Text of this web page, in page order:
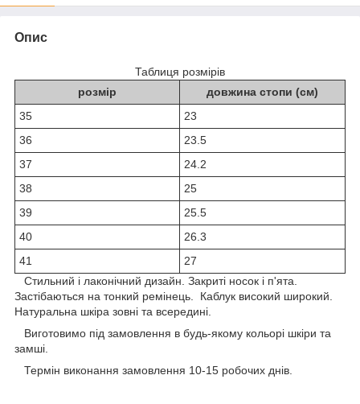
Опис
Таблиця розмірів
розмір
довжина стопи (см)
35
23
36
23.5
37
24.2
38
25
39
25.5
40
26.3
41
27
Стильний і лаконічний дизайн. Закриті носок і п'ята.
Застібаються на тонкий ремінець. Каблук високий широкий.
Натуральна шкіра зовні та всередині.
Виготовимо під замовлення в будь-якому кольорі шкіри та
замші.
Термін виконання замовлення 10-15 робочих днів.